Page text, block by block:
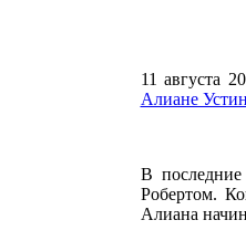
11 августа
Алиане
В последние
Робертом.
Алиана